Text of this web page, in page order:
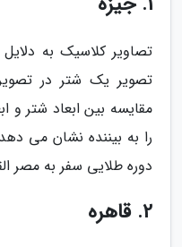
تصاویر کلاسیک به
تصویر یک شتر در
مقایسه بین ابعاد شتر و
را به بیننده نشان می
دوره طلایی سفر به مصر
2. قاهره